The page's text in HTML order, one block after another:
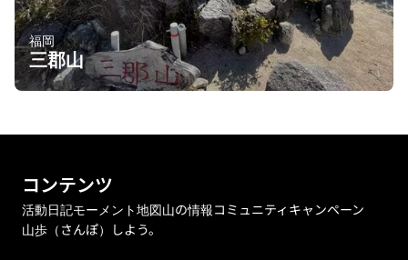
福岡
三郡山
コンテンツ
活動日記モーメント地図山の情報コミュニティ キャンペーン
山歩（さんぽ）しよう。